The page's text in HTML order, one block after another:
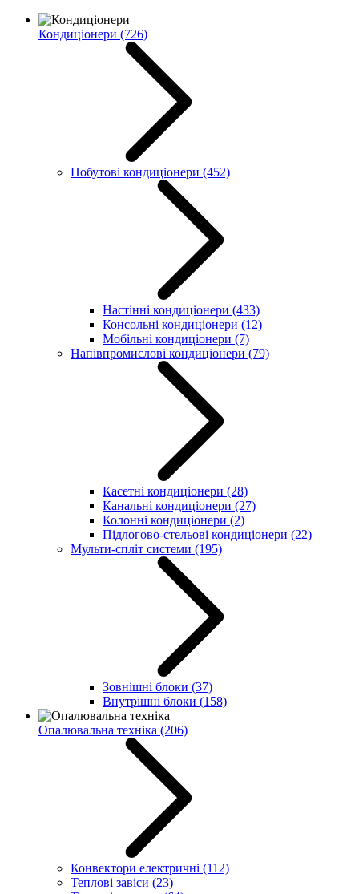
Кондиціонери (726)
Побутові кондиціонери (452)
Настінні кондиціонери (433)
Консольні кондиціонери (12)
Мобільні кондиціонери (7)
Напівпромислові кондиціонери (79)
Касетні кондиціонери (28)
Канальні кондиціонери (27)
Колонні кондиціонери (2)
Підлогово-стельові кондиціонери (22)
Мульти-спліт системи (195)
Зовнішні блоки (37)
Внутрішні блоки (158)
Опалювальна техніка (206)
Конвектори електричні (112)
Теплові завіси (23)